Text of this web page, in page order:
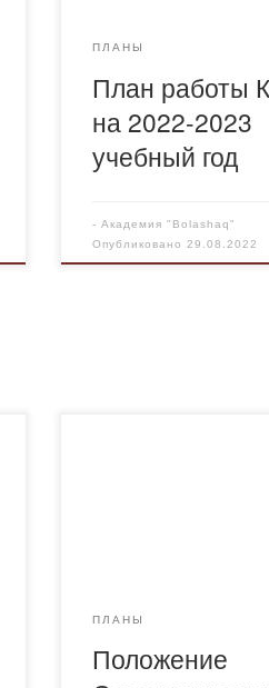
ПЛАНЫ
План работы
на 2022-2023
учебный год
-Академия "Bolashaq"
Опубликовано29.08.2022
ПЛАНЫ
Положение